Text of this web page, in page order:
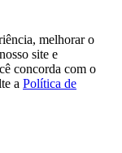
melhorar o
site e
concorda com o
a Política de